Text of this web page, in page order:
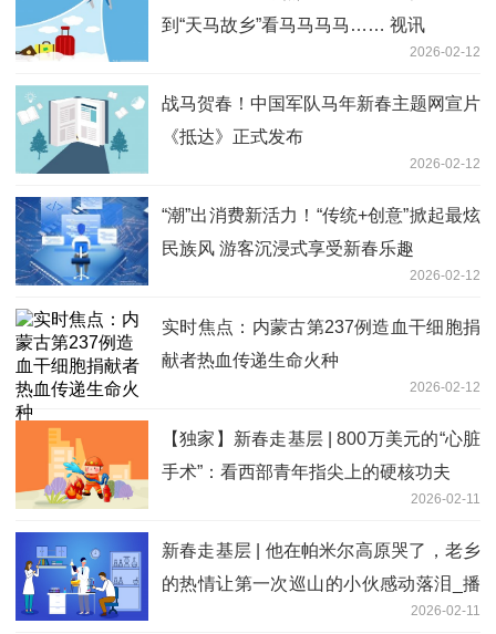
到“天马故乡”看马马马马…… 视讯
2026-02-12
战马贺春！中国军队马年新春主题网宣片
《抵达》正式发布
2026-02-12
“潮”出消费新活力！“传统+创意”掀起最炫
民族风 游客沉浸式享受新春乐趣
2026-02-12
实时焦点：内蒙古第237例造血干细胞捐
献者热血传递生命火种
2026-02-12
【独家】新春走基层 | 800万美元的“心脏
手术”：看西部青年指尖上的硬核功夫
2026-02-11
新春走基层 | 他在帕米尔高原哭了，老乡
的热情让第一次巡山的小伙感动落泪_播
2026-02-11